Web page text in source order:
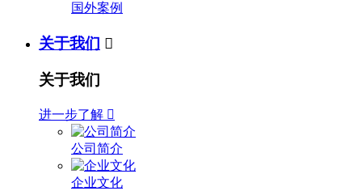
国外案例
关于我们 
关于我们
进一步了解 
公司简介
企业文化